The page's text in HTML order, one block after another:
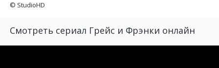
© StudioHD
Смотреть сериал Грейс и Фрэнки онлайн